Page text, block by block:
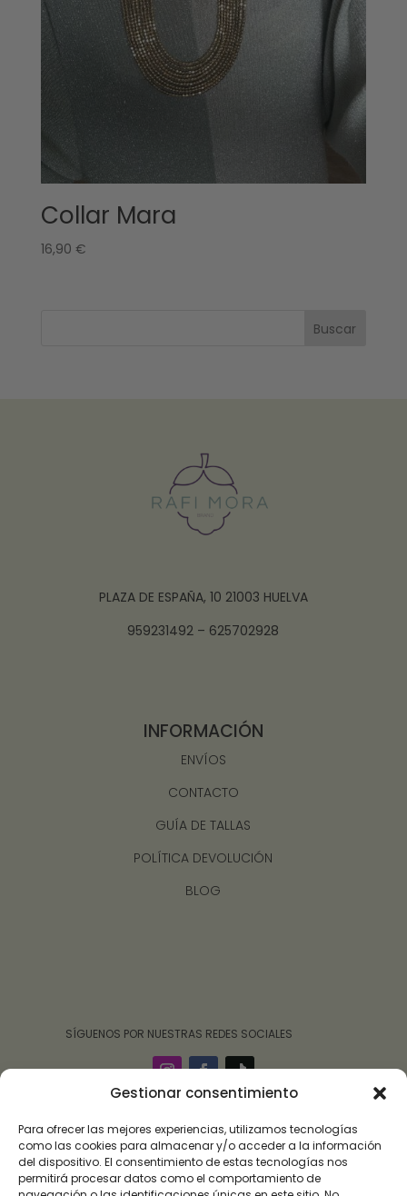
Gestionar consentimiento
Para ofrecer las mejores experiencias, utilizamos tecnologías
como las cookies para almacenar y/o acceder a la información
del dispositivo. El consentimiento de estas tecnologías nos
permitirá procesar datos como el comportamiento de
Collar Mara
16,90 €
Buscar
PLAZA DE ESPAÑA, 10 21003 HUELVA
959231492 – 625702928
INFORMACIÓN
ENVÍOS
CONTACTO
GUÍA DE TALLAS
POLÍTICA DEVOLUCIÓN
BLOG
‎ ‎ ‎ ‎ ‎ ‎‎ ‎ SÍGUENOS POR NUESTRAS REDES SOCIALES